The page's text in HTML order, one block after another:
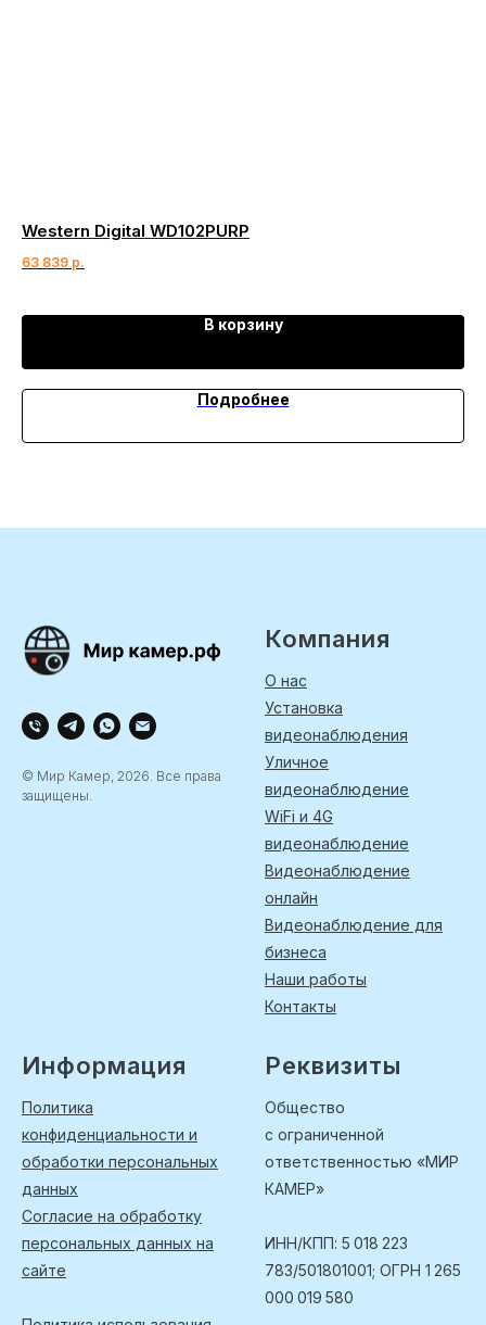
Western Digital WD102PURP
63 839 р.
В корзину
Подробнее
© Мир Камер, 2026. Все права
защищены.
Компания
О нас
Установка
видеонаблюдения
Уличное
видеонаблюдение
WiFi и 4G
видеонаблюдение
Видеонаблюдение
онлайн
Видеонаблюдение для
бизнеса
Наши работы
Контакты
Информация
Политика
конфиденциальности и
обработки персональных
данных
Согласие на обработку
персональных данных на
сайте
Реквизиты
Общество
с ограниченной
ответственностью «МИР
КАМЕР»
ИНН/КПП: 5 018 223
783/501801001; ОГРН 1 265
000 019 580